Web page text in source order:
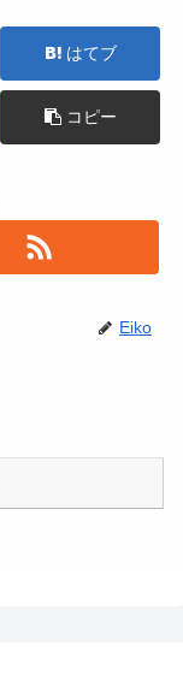
はてブ
コピー
Eiko